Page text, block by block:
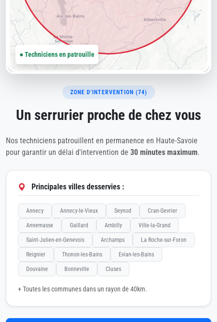
ZONE D'INTERVENTION (74)
Un serrurier proche de chez vous
Nos techniciens patrouillent en permanence en Haute-Savoie
pour garantir un délai d'intervention de 30 minutes maximum.
Principales villes desservies :
Annecy Annecy-le-Vieux Seynod Cran-Gevrier
Annemasse Gaillard Ambilly Ville-la-Grand
Saint-Julien-en-Genevois Archamps La Roche-sur-Foron
Reignier Thonon-les-Bains Evian-les-Bains
Douvaine Bonneville Cluses
+ Toutes les communes dans un rayon de 40km.
● Techniciens en patrouille